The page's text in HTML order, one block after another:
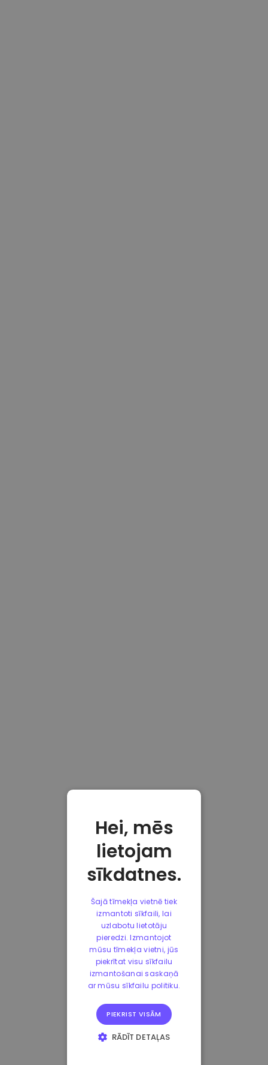
Hei, mēs
lietojam
sīkdatnes.
Šajā tīmekļa vietnē tiek
izmantoti sīkfaili, lai
uzlabotu lietotāju
pieredzi. Izmantojot
mūsu tīmekļa vietni, jūs
piekrītat visu sīkfailu
izmantošanai saskaņā
ar mūsu sīkfailu politiku.
PIEKRIST VISĀM
RĀDĪT DETAĻAS